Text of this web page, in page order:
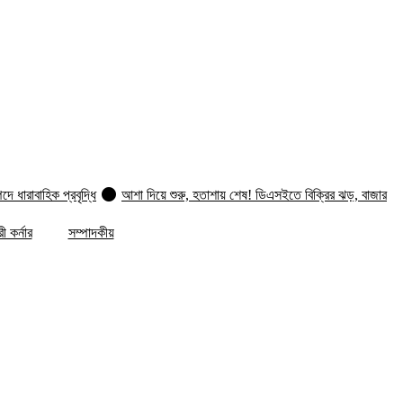
প্রবৃদ্ধি আশা দিয়ে শুরু, হতাশায় শেষ! ডিএসইতে বিক্রির ঝড়, বাজার
মন্দা: নিস্প্রাণ শেয়ারবাজার, নেপথ্যে কী?
কর্নার সম্পাদকীয়